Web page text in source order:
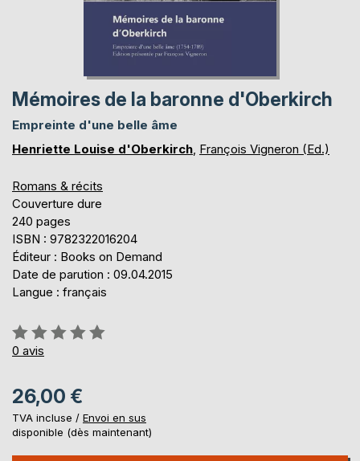
Mémoires de la baronne d'Oberkirch
Empreinte d'une belle âme
Henriette Louise d'Oberkirch, François Vigneron (Ed.)
Romans & récits
Couverture dure
240 pages
ISBN : 9782322016204
Éditeur : Books on Demand
Date de parution : 09.04.2015
Langue : français
Évaluation:
0%
0 avis
26,00 €
TVA incluse / Envoi en sus
disponible (dès maintenant)